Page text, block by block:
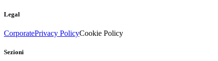
Legal
CorporatePrivacy PolicyCookie Policy
Sezioni